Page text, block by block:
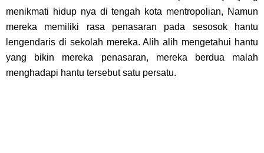
menikmati hidup nya di tengah kota mentropolian, Namun
mereka memiliki rasa penasaran pada sesosok hantu
lengendaris di sekolah mereka. Alih alih mengetahui hantu
yang bikin mereka penasaran, mereka berdua malah
menghadapi hantu tersebut satu persatu.